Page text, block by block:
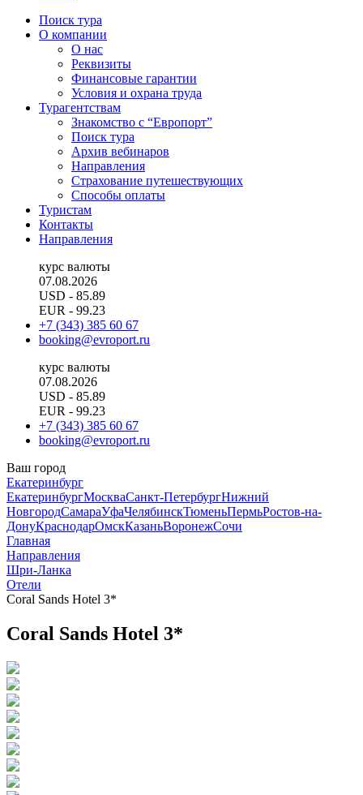
Поиск тура
О компании
О нас
Реквизиты
Финансовые гарантии
Условия и охрана труда
Турагентствам
Знакомство с “Европорт”
Поиск тура
Архив вебинаров
Направления
Страхование путешествующих
Способы оплаты
Туристам
Контакты
Направления
курс валюты
07.08.2026
USD - 85.89
EUR - 99.23
+7 (343) 385 60 67
booking@evroport.ru
курс валюты
07.08.2026
USD - 85.89
EUR - 99.23
+7 (343) 385 60 67
booking@evroport.ru
Ваш город
Екатеринбург
ЕкатеринбургМоскваСанкт-ПетербургНижний
НовгородСамараУфаЧелябинскТюменьПермьРостов-на-
ДонуКраснодарОмскКазаньВоронежСочи
Главная
Направления
Шри-Ланка
Отели
Coral Sands Hotel 3*
Coral Sands Hotel 3*